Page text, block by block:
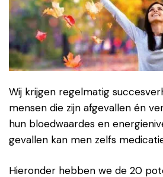
Wij krijgen regelmatig
mensen die zijn afgevallen én
hun bloedwaardes en
gevallen kan men zelfs
Hieronder hebben we de 20